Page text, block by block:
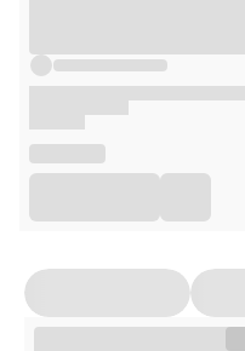
DIPOTASSIUM EDTA,
ACID,PARFUM/
ETHYLHEXYLGLYCERIN,
BENZOATE,
SALICYLATE, LIMONENE,
Balsam stosuj
Nanieś na
Delikatnie wmasuj.